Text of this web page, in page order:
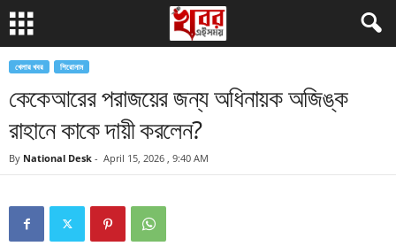
খেলার খবর শিরোনাম
কেকেআরের পরাজয়ের জন্য অধিনায়ক অজিঙ্ক
রাহানে কাকে দায়ী করলেন?
By National Desk - April 15, 2026 , 9:40 AM